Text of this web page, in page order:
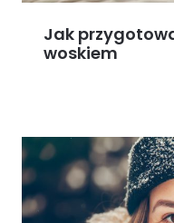
Jak
woskiem